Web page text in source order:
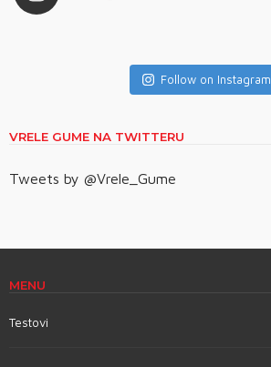
Follow on Instagram
VRELE GUME NA TWITTERU
Tweets by @Vrele_Gume
MENU
Testovi